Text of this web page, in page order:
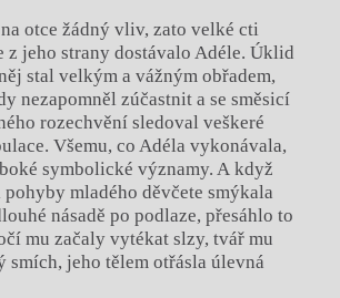
otce žádný vliv, zato velké cti
z jeho strany dostávalo Adéle. Úklid
stal velkým a vážným obřadem,
nezapomněl zúčastnit a se směsicí
rozechvění sledoval veškeré
Všemu, co Adéla vykonávala,
symbolické významy. A když
mladého děvčete smýkala
násadě po podlaze, přesáhlo to
mu začaly vytékat slzy, tvář mu
jeho tělem otřásla úlevná